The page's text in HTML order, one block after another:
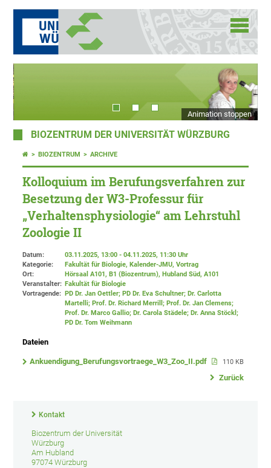
Animation stoppen
BIOZENTRUM DER UNIVERSITÄT WÜRZBURG
BIOZENTRUM ARCHIVE
Kolloquium im Berufungsverfahren zur
Besetzung der W3-Professur für
„Verhaltensphysiologie“ am Lehrstuhl
Zoologie II
Datum:
03.11.2025, 13:00 - 04.11.2025, 11:30 Uhr
Kategorie:
Fakultät für Biologie, Kalender-JMU, Vortrag
Ort:
Hörsaal A101, B1 (Biozentrum), Hubland Süd, A101
Veranstalter: Fakultät für Biologie
Vortragende:
PD Dr. Jan Oettler; PD Dr. Eva Schultner; Dr. Carlotta
Martelli; Prof. Dr. Richard Merrill; Prof. Dr. Jan Clemens;
Prof. Dr. Marco Gallio; Dr. Carola Städele; Dr. Anna Stöckl;
PD Dr. Tom Weihmann
Dateien
Ankuendigung_Berufungsvortraege_W3_Zoo_II.pdf 110 KB
Zurück
Kontakt
Biozentrum der Universität
Würzburg
Am Hubland
97074 Würzburg